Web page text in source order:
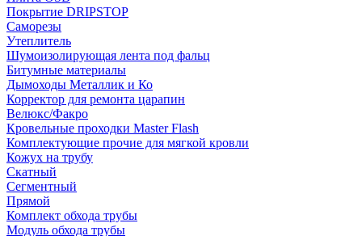
Покрытие DRIPSTOP
Саморезы
Утеплитель
Шумоизолирующая лента под фальц
Битумные материалы
Дымоходы Металлик и Ко
Корректор для ремонта царапин
Велюкс/Факро
Кровельные проходки Master Flash
Комплектующие прочие для мягкой кровли
Кожух на трубу
Скатный
Сегментный
Прямой
Комплект обхода трубы
Модуль обхода трубы